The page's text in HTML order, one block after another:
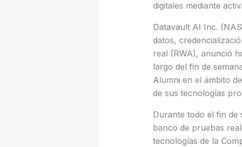
digitales mediante
Datavault AI Inc.
datos,
real (RWA), anunció
largo del fin de
Alumni en el ámbito
de sus tecnologías
Durante todo el fin de
banco de pruebas
tecnologías de la